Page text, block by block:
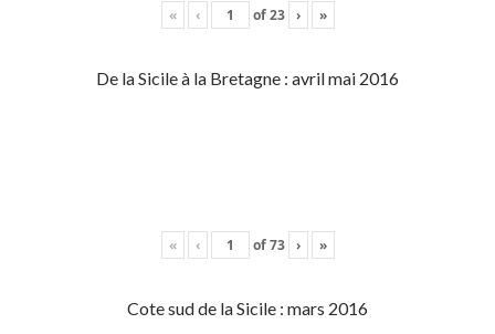
« ‹ of23 › »
De la Sicile à la Bretagne : avril mai 2016
« ‹ of73 › »
Cote sud de la Sicile : mars 2016